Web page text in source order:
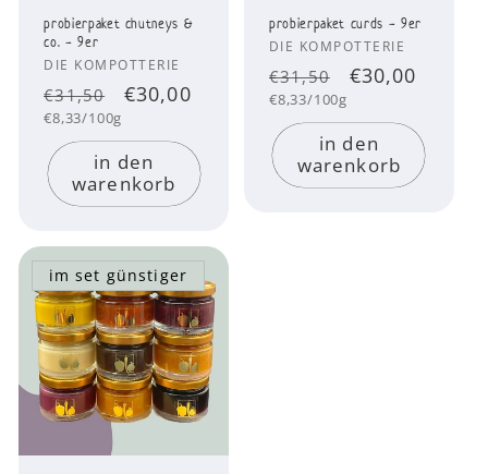
probierpaket chutneys &
co. - 9er
Anbieter:
DIE KOMPOTTERIE
Normaler
Preis
€31,50 verkaufspreis
€30,00
Grundpreis
€8,33/100g
in den
warenkorb
probierpaket curds - 9er
Anbieter:
DIE KOMPOTTERIE
Normaler
Preis
€31,50 verkaufspreis
€30,00
Grundpreis
€8,33/100g
in den
warenkorb
im set günstiger